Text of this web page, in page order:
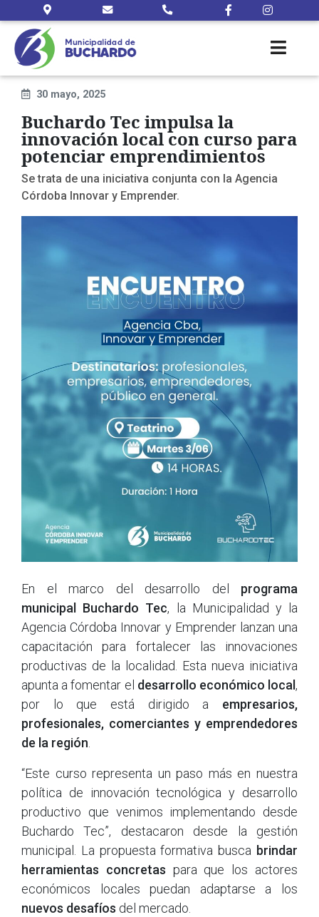
30 mayo, 2025
Buchardo Tec impulsa la
innovación local con curso para
potenciar emprendimientos
Se trata de una iniciativa conjunta con la Agencia
Córdoba Innovar y Emprender.
En el marco del desarrollo del
programa
municipal Buchardo Tec, la Municipalidad y la
Agencia Córdoba Innovar y Emprender lanzan una
capacitación para fortalecer las innovaciones
productivas de la localidad. Esta nueva iniciativa
apunta a fomentar el desarrollo económico local,
por lo que está dirigido a empresarios,
profesionales, comerciantes y emprendedores
de la región.
“Este curso representa un paso más en nuestra
política de innovación tecnológica y desarrollo
productivo que venimos implementando desde
Buchardo Tec”, destacaron desde la gestión
municipal. La propuesta formativa busca brindar
herramientas concretas para que los actores
económicos locales puedan adaptarse a los
nuevos desafíos del mercado.